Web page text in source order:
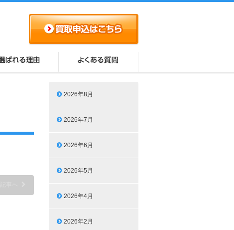
2026年8月
2026年7月
2026年6月
2026年5月
2026年4月
2026年2月